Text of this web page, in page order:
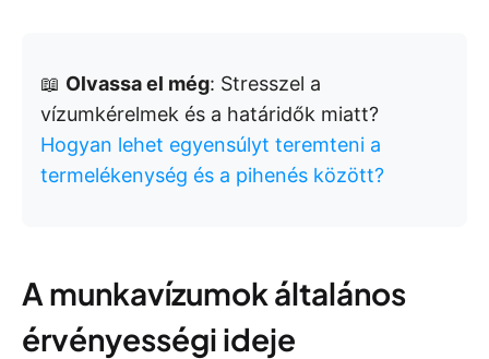
📖 Olvassa el még: Stresszel a
vízumkérelmek és a határidők miatt?
Hogyan lehet egyensúlyt teremteni a
termelékenység és a pihenés között?
A munkavízumok általános
érvényességi ideje